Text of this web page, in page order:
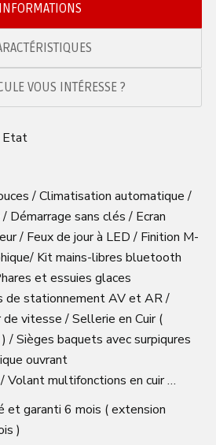
INFORMATIONS
VOUS INTÉRESSE ?
Etat
/ Climatisation automatique /
Démarrage sans clés / Ecran
/ Feux de jour à LED / Finition M-
Kit mains-libres bluetooth
et essuies glaces
de stationnement AV et AR /
vitesse / Sellerie en Cuir (
/ Sièges baquets avec surpiqures
ouvrant
Volant multifonctions en cuir …
et garanti 6 mois ( extension
)